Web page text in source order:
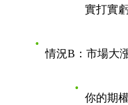
實打實
情況B：市場大
你的期